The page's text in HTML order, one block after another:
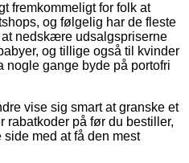
fremkommeligt for folk at
og følgelig har de fleste
nedskære udsalgspriserne
og tillige også til kvinder
gange byde på portofri
vise sig smart at granske et
rabatkoder på før du bestiller,
med at få den mest